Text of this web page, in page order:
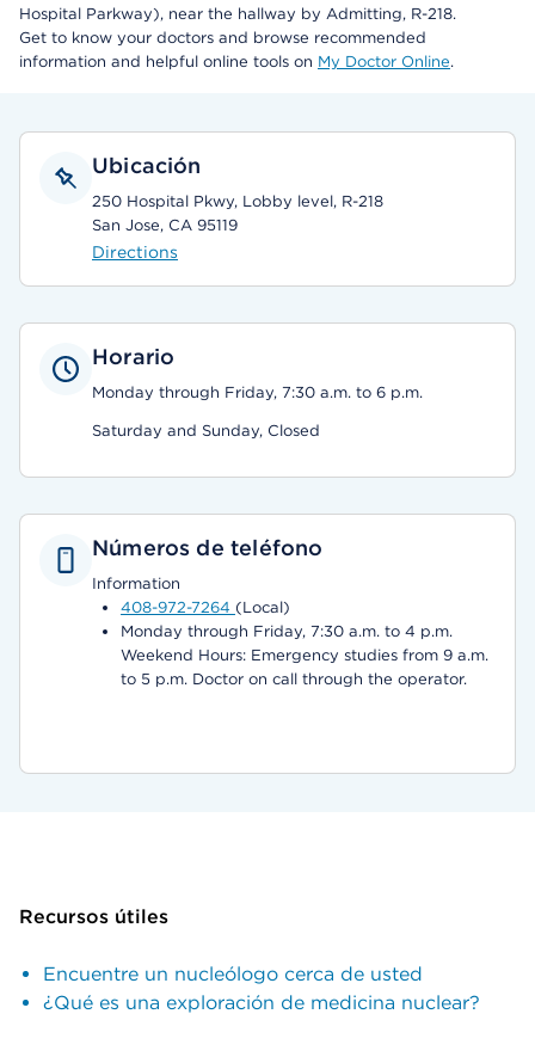
Hospital Parkway), near the hallway by Admitting, R-218.
Get to know your doctors and browse recommended
information and helpful online tools on My Doctor Online.
Ubicación
250 Hospital Pkwy, Lobby level, R-218
San Jose, CA 95119
Directions
Horario
Monday through Friday, 7:30 a.m. to 6 p.m.
Saturday and Sunday, Closed
Números de teléfono
Information
408-972-7264 (Local)
Monday through Friday, 7:30 a.m. to 4 p.m.
Weekend Hours: Emergency studies from 9 a.m.
to 5 p.m. Doctor on call through the operator.
Recursos útiles
Encuentre un nucleólogo cerca de usted
¿Qué es una exploración de medicina nuclear?